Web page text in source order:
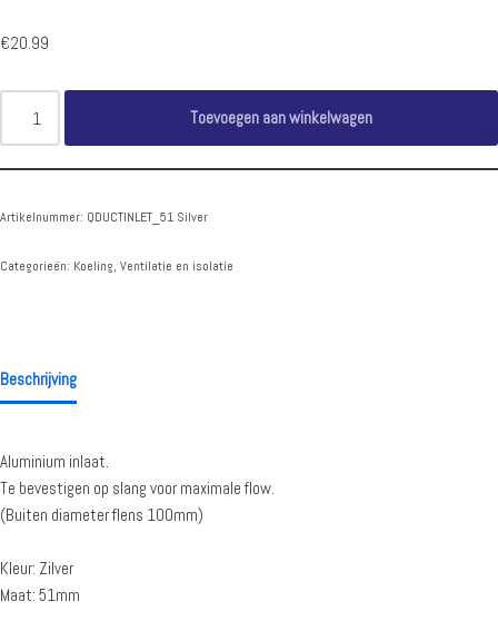
€20.99
Toevoegen aan winkelwagen
Artikelnummer: QDUCTINLET_51 Silver
Categorieën: Koeling, Ventilatie en isolatie
Beschrijving
Aluminium inlaat.
Te bevestigen op slang voor maximale flow.
(Buiten diameter flens 100mm)
Kleur: Zilver
Maat: 51mm